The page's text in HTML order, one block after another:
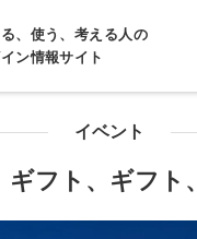
、使う、考える人の
ン情報サイト
ー
イベント
ギフト、ギフト、